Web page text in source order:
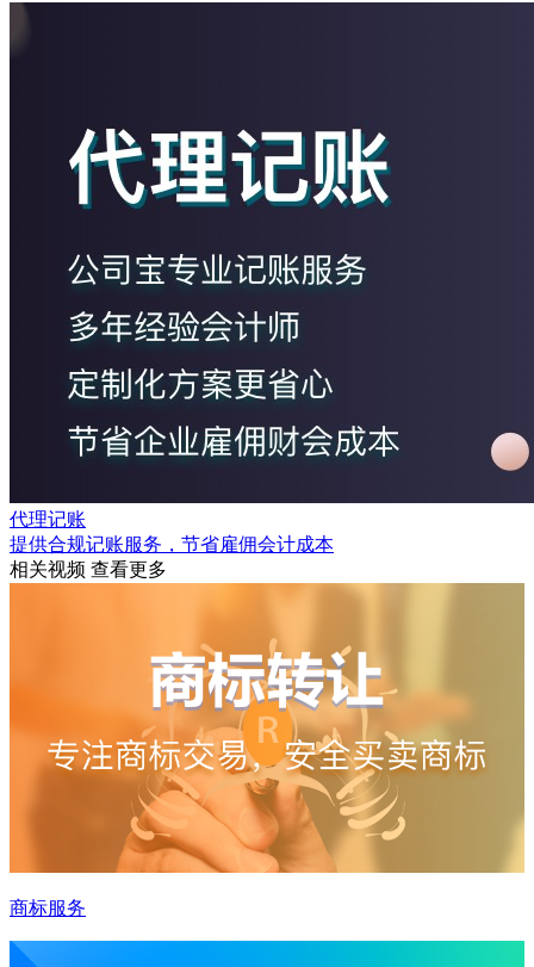
代理记账
提供合规记账服务，节省雇佣会计成本
相关视频 查看更多
商标服务